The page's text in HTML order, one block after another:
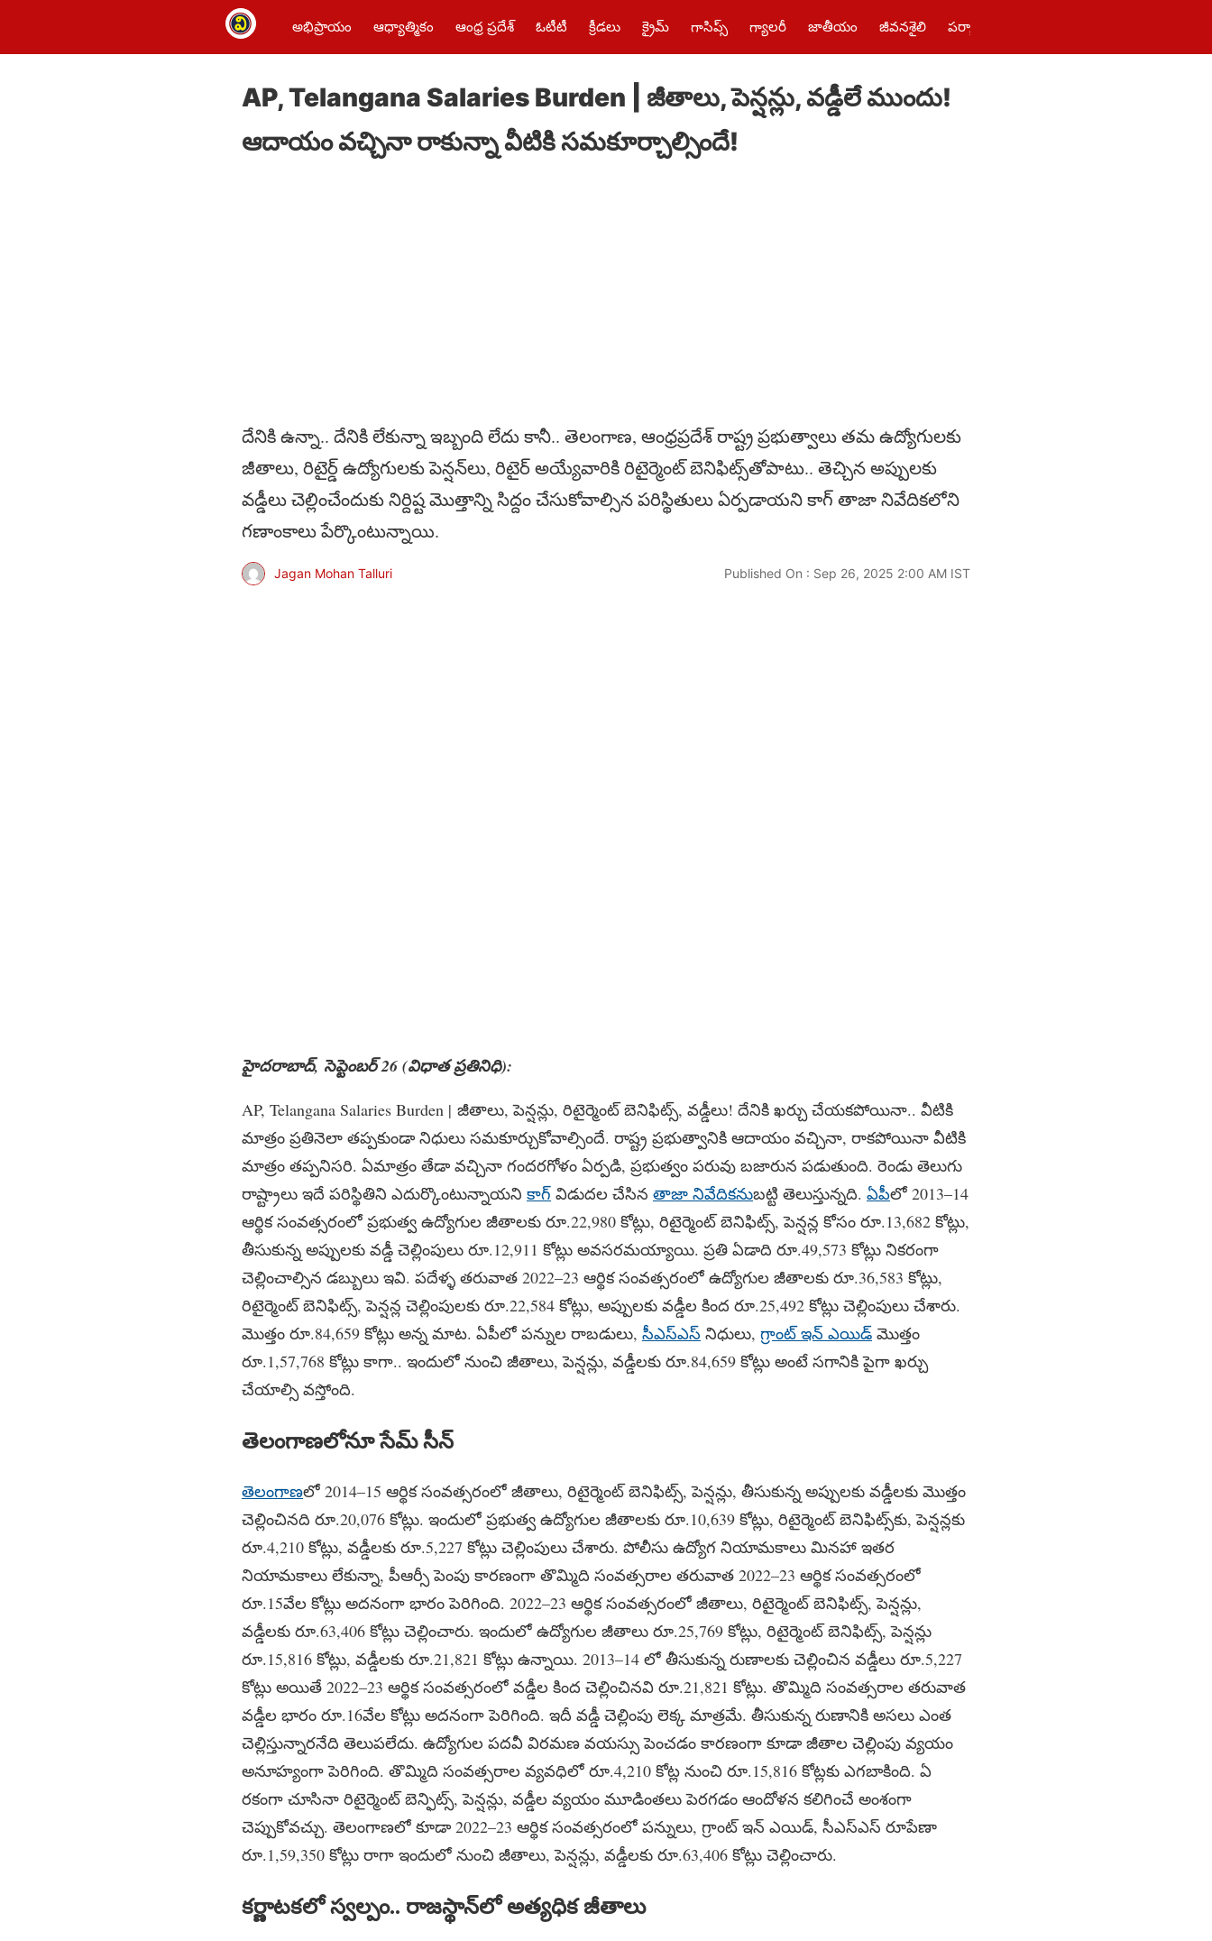
అభిప్రాయం ఆధ్యాత్మికం ఆంధ్ర ప్రదేశ్ ఓటీటీ క్రీడలు క్రైమ్‌ గాసిప్స్ గ్యాలరీ జాతీయం జీవనశైలి పర్యాటకం
AP, Telangana Salaries Burden | జీతాలు, పెన్షన్లు, వడ్డీలే ముందు!
ఆదాయం వచ్చినా రాకున్నా వీటికి సమకూర్చాల్సిందే!
దేనికి ఉన్నా.. దేనికి లేకున్నా ఇబ్బంది లేదు కానీ.. తెలంగాణ, ఆంధ్రప్రదేశ్‌ రాష్ట్ర ప్రభుత్వాలు తమ ఉద్యోగులకు
జీతాలు, రిటైర్డ్‌ ఉద్యోగులకు పెన్షన్‌లు, రిటైర్‌ అయ్యేవారికి రిటైర్మెంట్‌ బెనిఫిట్స్‌తోపాటు.. తెచ్చిన అప్పులకు
వడ్డీలు చెల్లించేందుకు నిర్దిష్ట మొత్తాన్ని సిద్దం చేసుకోవాల్సిన పరిస్థితులు ఏర్పడాయని కాగ్‌ తాజా నివేదికలోని
గణాంకాలు పేర్కొంటున్నాయి.
Jagan Mohan Talluri Published On : Sep 26, 2025 2:00 AM IST
హైదరాబాద్, సెప్టెంబర్ 26 (విధాత ప్రతినిధి):
AP, Telangana Salaries Burden | జీతాలు, పెన్షన్లు, రిటైర్మెంట్‌ బెనిఫిట్స్‌, వడ్డీలు! దేనికి ఖర్చు చేయకపోయినా.. వీటికి
మాత్రం ప్రతినెలా తప్పకుండా నిధులు సమకూర్చుకోవాల్సిందే. రాష్ట్ర ప్రభుత్వానికి ఆదాయం వచ్చినా, రాకపోయినా వీటికి
మాత్రం తప్పనిసరి. ఏమాత్రం తేడా వచ్చినా గందరగోళం ఏర్పడి, ప్రభుత్వం పరువు బజారున పడుతుంది. రెండు తెలుగు
రాష్ట్రాలు ఇదే పరిస్థితిని ఎదుర్కొంటున్నాయని కాగ్‌ విడుదల చేసిన తాజా నివేదికనుబట్టి తెలుస్తున్నది. ఏపీలో 2013–14
ఆర్థిక సంవత్సరంలో ప్రభుత్వ ఉద్యోగుల జీతాలకు రూ.22,980 కోట్లు, రిటైర్మెంట్ బెనిఫిట్స్‌, పెన్షన్ల కోసం రూ.13,682 కోట్లు,
తీసుకున్న అప్పులకు వడ్డీ చెల్లింపులు రూ.12,911 కోట్లు అవసరమయ్యాయి. ప్రతి ఏడాది రూ.49,573 కోట్లు నికరంగా
చెల్లించాల్సిన డబ్బులు ఇవి. పదేళ్ళ తరువాత 2022–23 ఆర్థిక సంవత్సరంలో ఉద్యోగుల జీతాలకు రూ.36,583 కోట్లు,
రిటైర్మెంట్ బెనిఫిట్స్‌, పెన్షన్ల చెల్లింపులకు రూ.22,584 కోట్లు, అప్పులకు వడ్డీల కింద రూ.25,492 కోట్లు చెల్లింపులు చేశారు.
మొత్తం రూ.84,659 కోట్లు అన్న మాట. ఏపీలో పన్నుల రాబడులు, సీఎస్ఎస్ నిధులు, గ్రాంట్ ఇన్ ఎయిడ్ మొత్తం
రూ.1,57,768 కోట్లు కాగా.. ఇందులో నుంచి జీతాలు, పెన్షన్లు, వడ్డీలకు రూ.84,659 కోట్లు అంటే సగానికి పైగా ఖర్చు
చేయాల్సి వస్తోంది.
తెలంగాణలోనూ సేమ్‌ సీన్‌
తెలంగాణలో 2014–15 ఆర్థిక సంవత్సరంలో జీతాలు, రిటైర్మెంట్ బెనిఫిట్స్‌, పెన్షన్లు, తీసుకున్న అప్పులకు వడ్డీలకు మొత్తం
చెల్లించినది రూ.20,076 కోట్లు. ఇందులో ప్రభుత్వ ఉద్యోగుల జీతాలకు రూ.10,639 కోట్లు, రిటైర్మెంట్ బెనిఫిట్స్‌కు, పెన్షన్లకు
రూ.4,210 కోట్లు, వడ్డీలకు రూ.5,227 కోట్లు చెల్లింపులు చేశారు. పోలీసు ఉద్యోగ నియామకాలు మినహా ఇతర
నియామకాలు లేకున్నా, పీఆర్సీ పెంపు కారణంగా తొమ్మిది సంవత్సరాల తరువాత 2022–23 ఆర్థిక సంవత్సరంలో
రూ.15వేల కోట్లు అదనంగా భారం పెరిగింది. 2022–23 ఆర్థిక సంవత్సరంలో జీతాలు, రిటైర్మెంట్ బెనిఫిట్స్‌, పెన్షన్లు,
వడ్డీలకు రూ.63,406 కోట్లు చెల్లించారు. ఇందులో ఉద్యోగుల జీతాలు రూ.25,769 కోట్లు, రిటైర్మెంట్ బెనిఫిట్స్‌, పెన్షన్లు
రూ.15,816 కోట్లు, వడ్డీలకు రూ.21,821 కోట్లు ఉన్నాయి. 2013–14 లో తీసుకున్న రుణాలకు చెల్లించిన వడ్డీలు రూ.5,227
కోట్లు అయితే 2022–23 ఆర్థిక సంవత్సరంలో వడ్డీల కింద చెల్లించినవి రూ.21,821 కోట్లు. తొమ్మిది సంవత్సరాల తరువాత
వడ్డీల భారం రూ.16వేల కోట్లు అదనంగా పెరిగింది. ఇదీ వడ్డీ చెల్లింపు లెక్క మాత్రమే. తీసుకున్న రుణానికి అసలు ఎంత
చెల్లిస్తున్నారనేది తెలుపలేదు. ఉద్యోగుల పదవీ విరమణ వయస్సు పెంచడం కారణంగా కూడా జీతాల చెల్లింపు వ్యయం
అనూహ్యంగా పెరిగింది. తొమ్మిది సంవత్సరాల వ్యవధిలో రూ.4,210 కోట్ల నుంచి రూ.15,816 కోట్లకు ఎగబాకింది. ఏ
రకంగా చూసినా రిటైర్మెంట్ బెన్ఫిట్స్, పెన్షన్లు, వడ్డీల వ్యయం మూడింతలు పెరగడం ఆందోళన కలిగించే అంశంగా
చెప్పుకోవచ్చు. తెలంగాణలో కూడా 2022–23 ఆర్థిక సంవత్సరంలో పన్నులు, గ్రాంట్ ఇన్ ఎయిడ్, సీఎస్ఎస్ రూపేణా
రూ.1,59,350 కోట్లు రాగా ఇందులో నుంచి జీతాలు, పెన్షన్లు, వడ్డీలకు రూ.63,406 కోట్లు చెల్లించారు.
కర్ణాటకలో స్వల్పం.. రాజస్థాన్‌లో అత్యధిక జీతాలు